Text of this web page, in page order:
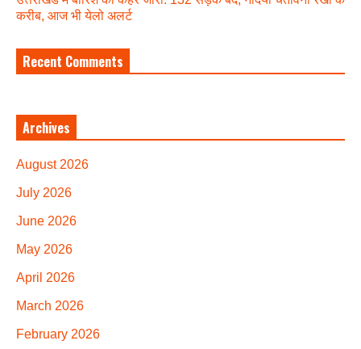
करीब, आज भी येलो अलर्ट
Recent Comments
Archives
August 2026
July 2026
June 2026
May 2026
April 2026
March 2026
February 2026